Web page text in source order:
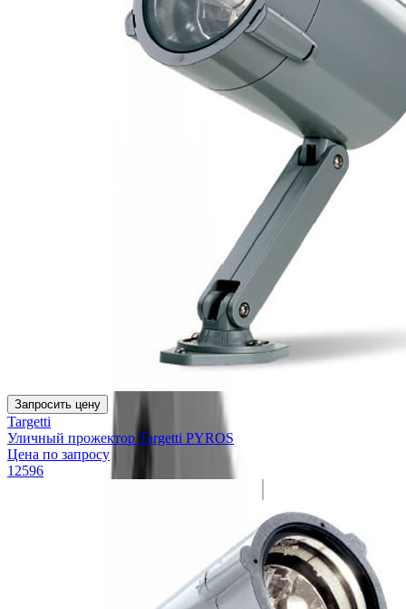
Запросить цену
Targetti
Уличный прожектор Targetti PYROS
Цена по запросу
12596